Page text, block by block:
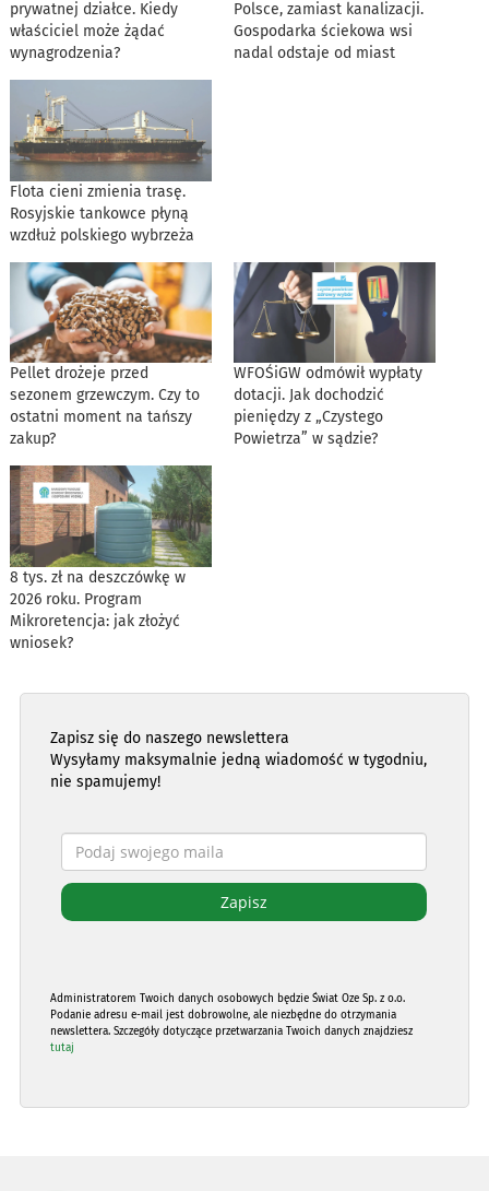
prywatnej działce. Kiedy
właściciel może żądać
wynagrodzenia?
Polsce, zamiast kanalizacji.
Gospodarka ściekowa wsi
nadal odstaje od miast
Flota cieni zmienia trasę.
Rosyjskie tankowce płyną
wzdłuż polskiego wybrzeża
Pellet drożeje przed
sezonem grzewczym. Czy to
ostatni moment na tańszy
zakup?
WFOŚiGW odmówił wypłaty
dotacji. Jak dochodzić
pieniędzy z „Czystego
Powietrza” w sądzie?
8 tys. zł na deszczówkę w
2026 roku. Program
Mikroretencja: jak złożyć
wniosek?
Zapisz się do naszego newslettera
Wysyłamy maksymalnie jedną wiadomość w tygodniu,
nie spamujemy!
Administratorem Twoich danych osobowych będzie Świat Oze Sp. z o.o.
Podanie adresu e-mail jest dobrowolne, ale niezbędne do otrzymania
newslettera. Szczegóły dotyczące przetwarzania Twoich danych znajdziesz
tutaj